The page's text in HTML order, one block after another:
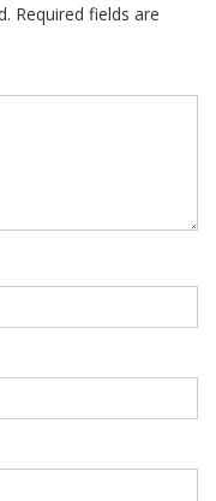
Required fields are